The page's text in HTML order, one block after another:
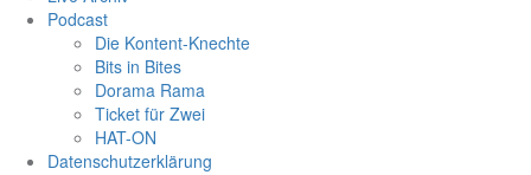
Podcast
Die Kontent-Knechte
Bits in Bites
Dorama Rama
Ticket für Zwei
HAT-ON
Datenschutzerklärung